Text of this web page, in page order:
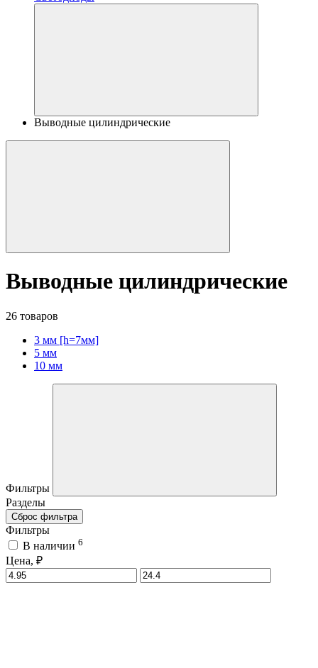
Выводные цилиндрические
Выводные цилиндрические
26 товаров
3 мм [h=7мм]
5 мм
10 мм
Фильтры
Разделы
Сброс фильтра
Фильтры
В наличии 6
Цена, ₽